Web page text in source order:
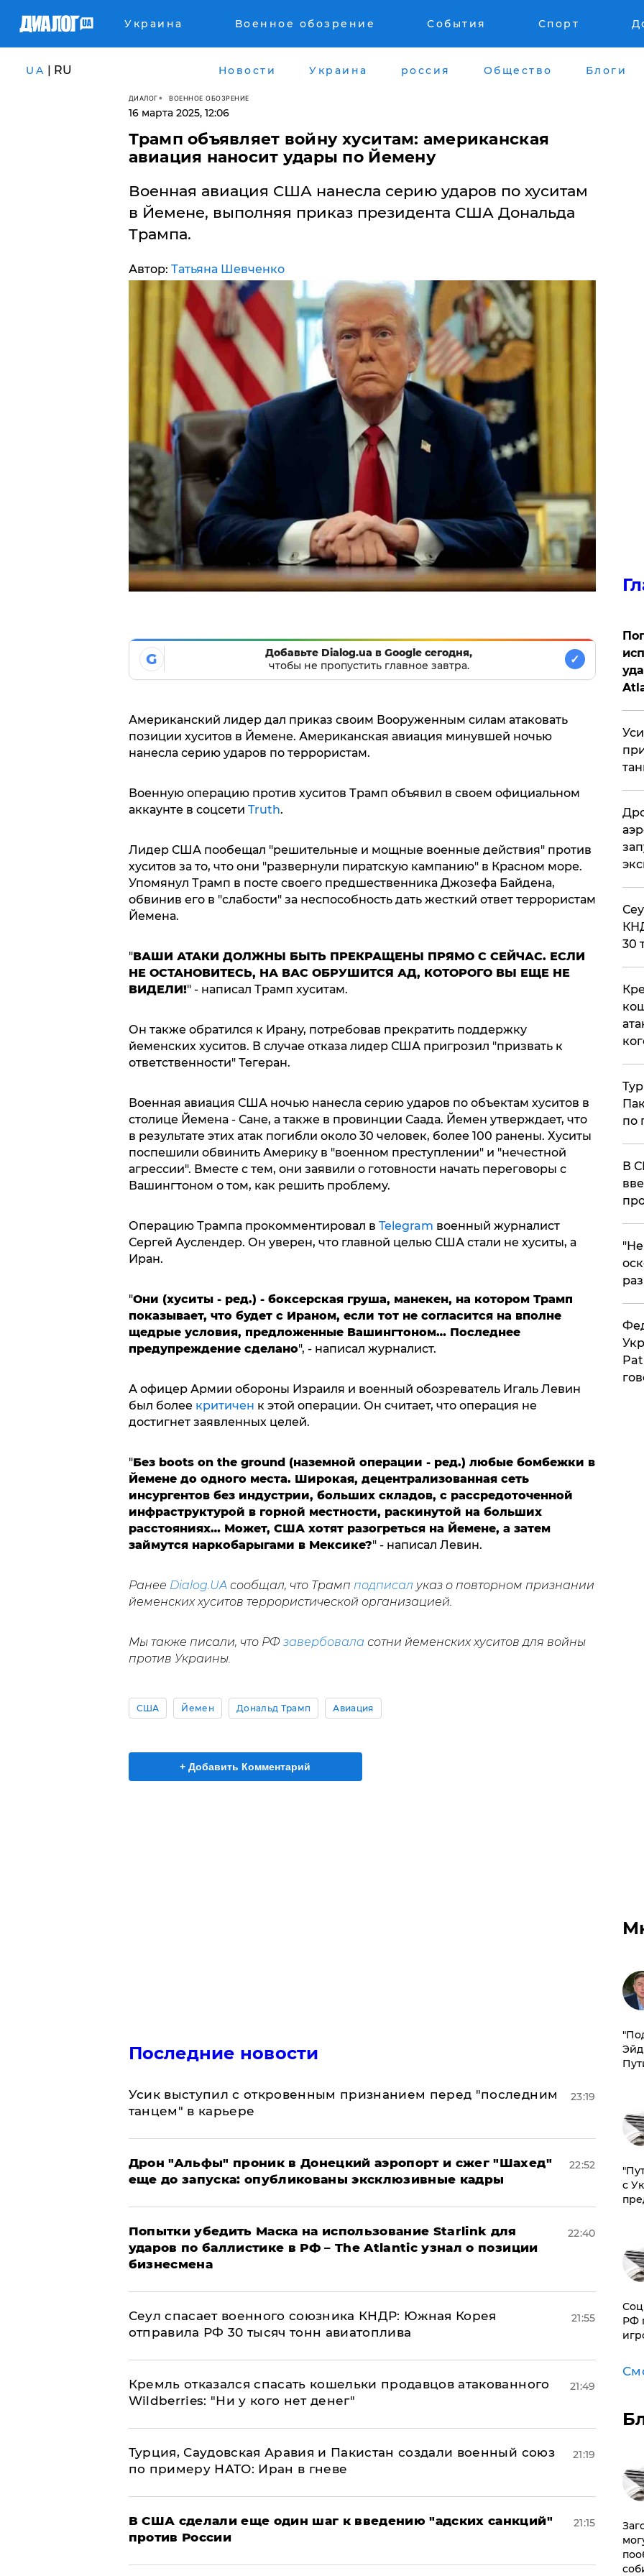
Украина Военное обозрение События Спорт
UA | RU Новости Украина россия Общество Блоги
ДИАЛОГ ВОЕННОЕ ОБОЗРЕНИЕ
16 марта 2025, 12:06
​Трамп объявляет войну хуситам: американская
авиация наносит удары по Йемену
Военная авиация США нанесла серию ударов по хуситам
в Йемене, выполняя приказ президента США Дональда
Трампа.
Автор: Татьяна Шевченко
G
Добавьте Dialog.ua в Google сегодня,
чтобы не пропустить главное завтра.
✓
Американский лидер дал приказ своим Вооруженным силам атаковать
позиции хуситов в Йемене. Американская авиация минувшей ночью
нанесла серию ударов по террористам.
Военную операцию против хуситов Трамп объявил в своем официальном
аккаунте в соцсети Truth.
Лидер США пообещал "решительные и мощные военные действия" против
хуситов за то, что они "развернули пиратскую кампанию" в Красном море.
Упомянул Трамп в посте своего предшественника Джозефа Байдена,
обвинив его в "слабости" за неспособность дать жесткий ответ террористам
Йемена.
"ВАШИ АТАКИ ДОЛЖНЫ БЫТЬ ПРЕКРАЩЕНЫ ПРЯМО С СЕЙЧАС. ЕСЛИ
НЕ ОСТАНОВИТЕСЬ, НА ВАС ОБРУШИТСЯ АД, КОТОРОГО ВЫ ЕЩЕ НЕ
ВИДЕЛИ!" - написал Трамп хуситам.
Он также обратился к Ирану, потребовав прекратить поддержку
йеменских хуситов. В случае отказа лидер США пригрозил "призвать к
ответственности" Тегеран.
Военная авиация США ночью нанесла серию ударов по объектам хуситов в
столице Йемена - Сане, а также в провинции Саада. Йемен утверждает, что
в результате этих атак погибли около 30 человек, более 100 ранены. Хуситы
поспешили обвинить Америку в "военном преступлении" и "нечестной
агрессии". Вместе с тем, они заявили о готовности начать переговоры с
Вашингтоном о том, как решить проблему.
Операцию Трампа прокомментировал в Telegram военный журналист
Сергей Ауслендер. Он уверен, что главной целью США стали не хуситы, а
Иран.
"Они (хуситы - ред.) - боксерская груша, манекен, на котором Трамп
показывает, что будет с Ираном, если тот не согласится на вполне
щедрые условия, предложенные Вашингтоном… Последнее
предупреждение сделано", - написал журналист.
А офицер Армии обороны Израиля и военный обозреватель Игаль Левин
был более критичен к этой операции. Он считает, что операция не
достигнет заявленных целей.
"Без boots on the ground (наземной операции - ред.) любые бомбежки в
Йемене до одного места. Широкая, децентрализованная сеть
инсургентов без индустрии, больших складов, с рассредоточенной
инфраструктурой в горной местности, раскинутой на больших
расстояниях… Может, США хотят разогреться на Йемене, а затем
займутся наркобарыгами в Мексике?" - написал Левин.
Ранее Dialog.UAсообщал, что Трамп подписал указ о повторном признании
йеменских хуситов террористической организацией.
Мы также писали, что РФ завербовала сотни йеменских хуситов для войны
против Украины.
США Йемен Дональд Трамп Авиация
+ Добавить Комментарий
Последние новости
Усик выступил с откровенным признанием перед "последним
танцем" в карьере
23:19
Дрон "Альфы" проник в Донецкий аэропорт и сжег "Шахед"
еще до запуска: опубликованы эксклюзивные кадры
22:52
Попытки убедить Маска на использование Starlink для
ударов по баллистике в РФ – The Atlantic узнал о позиции
бизнесмена
22:40
​Сеул спасает военного союзника КНДР: Южная Корея
отправила РФ 30 тысяч тонн авиатоплива
21:55
Кремль отказался спасать кошельки продавцов атакованного
Wildberries: "Ни у кого нет денег"
21:49
Турция, Саудовская Аравия и Пакистан создали военный союз
по примеру НАТО: Иран в гневе
21:19
В США сделали еще один шаг к введению "адских санкций"
против России
21:15
30
по
В
с
РФ